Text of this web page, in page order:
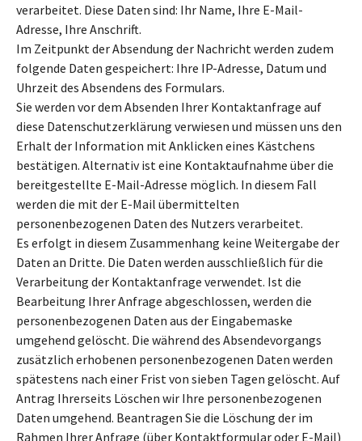
verarbeitet. Diese Daten sind: Ihr Name, Ihre E-Mail-
Adresse, Ihre Anschrift.
Im Zeitpunkt der Absendung der Nachricht werden zudem
folgende Daten gespeichert: Ihre IP-Adresse, Datum und
Uhrzeit des Absendens des Formulars.
Sie werden vor dem Absenden Ihrer Kontaktanfrage auf
diese Datenschutzerklärung verwiesen und müssen uns den
Erhalt der Information mit Anklicken eines Kästchens
bestätigen. Alternativ ist eine Kontaktaufnahme über die
bereitgestellte E-Mail-Adresse möglich. In diesem Fall
werden die mit der E-Mail übermittelten
personenbezogenen Daten des Nutzers verarbeitet.
Es erfolgt in diesem Zusammenhang keine Weitergabe der
Daten an Dritte. Die Daten werden ausschließlich für die
Verarbeitung der Kontaktanfrage verwendet. Ist die
Bearbeitung Ihrer Anfrage abgeschlossen, werden die
personenbezogenen Daten aus der Eingabemaske
umgehend gelöscht. Die während des Absendevorgangs
zusätzlich erhobenen personenbezogenen Daten werden
spätestens nach einer Frist von sieben Tagen gelöscht. Auf
Antrag Ihrerseits Löschen wir Ihre personenbezogenen
Daten umgehend. Beantragen Sie die Löschung der im
Rahmen Ihrer Anfrage (über Kontaktformular oder E-Mail)